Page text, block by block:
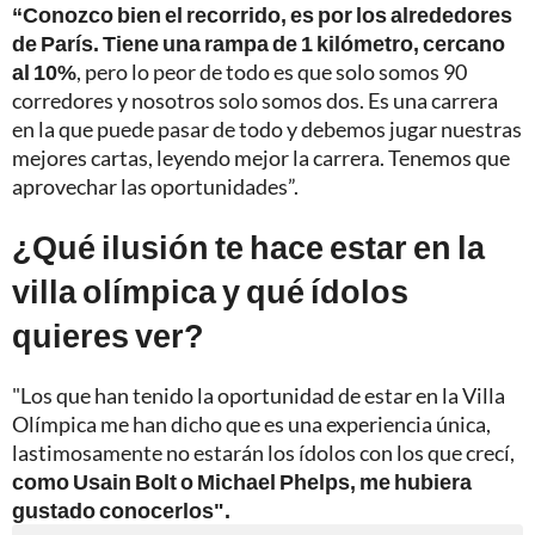
“Conozco bien el recorrido, es por los alrededores
de París. Tiene una rampa de 1 kilómetro, cercano
al 10%, pero lo peor de todo es que solo somos 90
corredores y nosotros solo somos dos. Es una carrera
en la que puede pasar de todo y debemos jugar nuestras
mejores cartas, leyendo mejor la carrera. Tenemos que
aprovechar las oportunidades”.
¿Qué ilusión te hace estar en la
villa olímpica y qué ídolos
quieres ver?
"Los que han tenido la oportunidad de estar en la Villa
Olímpica me han dicho que es una experiencia única,
lastimosamente no estarán los ídolos con los que crecí,
como Usain Bolt o Michael Phelps, me hubiera
gustado conocerlos".